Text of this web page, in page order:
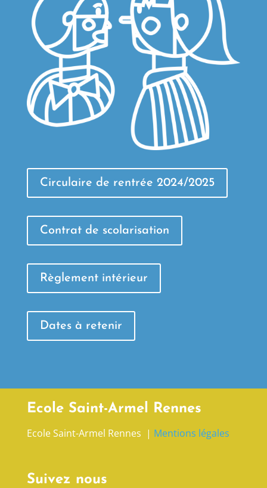
Circulaire de rentrée 2024/2025
Contrat de scolarisation
Règlement intérieur
Dates à retenir
Ecole Saint-Armel Rennes
Ecole Saint-Armel Rennes | Mentions légales
Suivez nous